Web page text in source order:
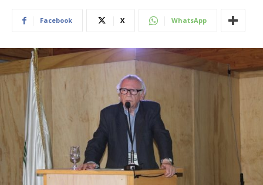
Facebook X WhatsApp